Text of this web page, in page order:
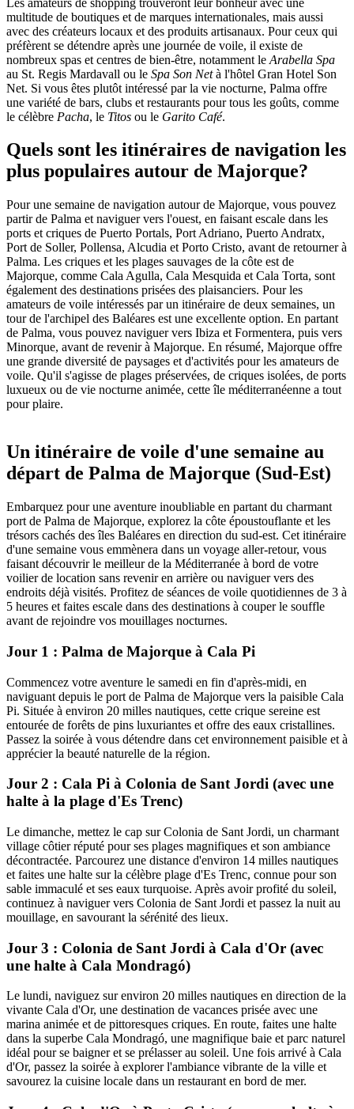
multitude de boutiques et de marques internationales, mais aussi
avec des créateurs locaux et des produits artisanaux. Pour ceux qui
préfèrent se détendre après une journée de voile, il existe de
nombreux spas et centres de bien-être, notamment le Arabella Spa
au St. Regis Mardavall ou le Spa Son Netà l'hôtel Gran Hotel Son
Net. Si vous êtes plutôt intéressé par la vie nocturne, Palma offre
une variété de bars, clubs et restaurants pour tous les goûts, comme
le célèbre Pacha, le Titos ou le Garito Café.
Quels sont les itinéraires de navigation les
plus populaires autour de Majorque?
Pour une semaine de navigation autour de Majorque, vous pouvez
partir de Palma et naviguer vers l'ouest, en faisant escale dans les
ports et criques de Puerto Portals, Port Adriano, Puerto Andratx,
Port de Soller, Pollensa, Alcudia et Porto Cristo, avant de retourner à
Palma. Les criques et les plages sauvages de la côte est de
Majorque, comme Cala Agulla, Cala Mesquida et Cala Torta, sont
également des destinations prisées des plaisanciers. Pour les
amateurs de voile intéressés par un itinéraire de deux semaines, un
tour de l'archipel des Baléares est une excellente option. En partant
de Palma, vous pouvez naviguer vers Ibiza et Formentera, puis vers
Minorque, avant de revenir à Majorque. En résumé, Majorque offre
une grande diversité de paysages et d'activités pour les amateurs de
voile. Qu'il s'agisse de plages préservées, de criques isolées, de ports
luxueux ou de vie nocturne animée, cette île méditerranéenne a tout
pour plaire.
Un itinéraire de voile d'une semaine au
départ de Palma de Majorque (Sud-Est)
Embarquez pour une aventure inoubliable en partant du charmant
port de Palma de Majorque, explorez la côte époustouflante et les
trésors cachés des îles Baléares en direction du sud-est. Cet itinéraire
d'une semaine vous emmènera dans un voyage aller-retour, vous
faisant découvrir le meilleur de la Méditerranée à bord de votre
voilier de location sans revenir en arrière ou naviguer vers des
endroits déjà visités. Profitez de séances de voile quotidiennes de 3 à
5 heures et faites escale dans des destinations à couper le souffle
avant de rejoindre vos mouillages nocturnes.
Jour 1 : Palma de Majorque à Cala Pi
Commencez votre aventure le samedi en fin d'après-midi, en
naviguant depuis le port de Palma de Majorque vers la paisible Cala
Pi. Située à environ 20 milles nautiques, cette crique sereine est
entourée de forêts de pins luxuriantes et offre des eaux cristallines.
Passez la soirée à vous détendre dans cet environnement paisible et à
apprécier la beauté naturelle de la région.
Jour 2 : Cala Pi à Colonia de Sant Jordi (avec une
halte à la plage d'Es Trenc)
Le dimanche, mettez le cap sur Colonia de Sant Jordi, un charmant
village côtier réputé pour ses plages magnifiques et son ambiance
décontractée. Parcourez une distance d'environ 14 milles nautiques
et faites une halte sur la célèbre plage d'Es Trenc, connue pour son
sable immaculé et ses eaux turquoise. Après avoir profité du soleil,
continuez à naviguer vers Colonia de Sant Jordi et passez la nuit au
mouillage, en savourant la sérénité des lieux.
Jour 3 : Colonia de Sant Jordi à Cala d'Or (avec
une halte à Cala Mondragó)
Le lundi, naviguez sur environ 20 milles nautiques en direction de la
vivante Cala d'Or, une destination de vacances prisée avec une
marina animée et de pittoresques criques. En route, faites une halte
dans la superbe Cala Mondragó, une magnifique baie et parc naturel
idéal pour se baigner et se prélasser au soleil. Une fois arrivé à Cala
d'Or, passez la soirée à explorer l'ambiance vibrante de la ville et
savourez la cuisine locale dans un restaurant en bord de mer.